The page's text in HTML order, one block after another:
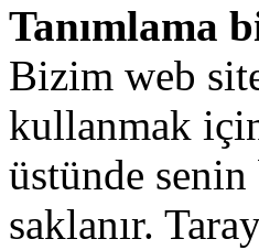
Tanımlama
Bizim web
kullanmak
üstünde senin
saklanır.